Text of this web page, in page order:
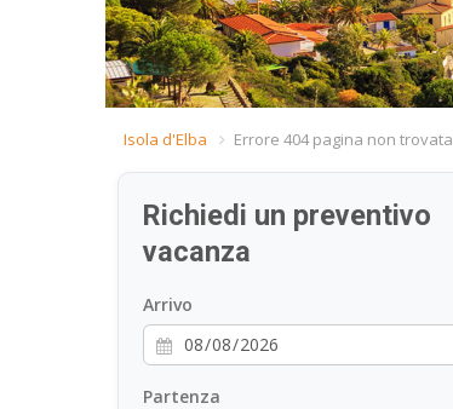
Isola d'Elba Errore 404 pagina non trovata
Richiedi un preventivo
vacanza
Arrivo
Partenza